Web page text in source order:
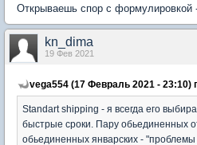
Открываешь спор с формулировкой
kn_dima
19 Фев 2021
vega554 (17 Февраль 2021 - 23:10)
Standart shipping - я всегда его
быстрые сроки. Пару обьединенных
обьединенных январских - "проблемы